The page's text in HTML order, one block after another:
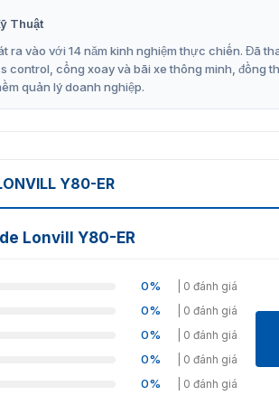
và 2D.
đến 1100mm.
(tuỳ chọn), TTL, Wiegand.
16 VDC.
kháng gỉ, tăng độ bền.
chống nấm mốc, bảo vệ mạch khỏi môi
kháng nhiệt độ và thời tiết tốt.
Thuật
ra vào với 14 năm kinh nghiệm thực chiến. Đã
control, cổng xoay và bãi xe thông minh, đồng
quản lý doanh nghiệp.
Y80-ER
Lonvill Y80-ER
0% | 0 đánh giá
0% | 0 đánh giá
0% | 0 đánh giá
0% | 0 đánh giá
0% | 0 đánh giá